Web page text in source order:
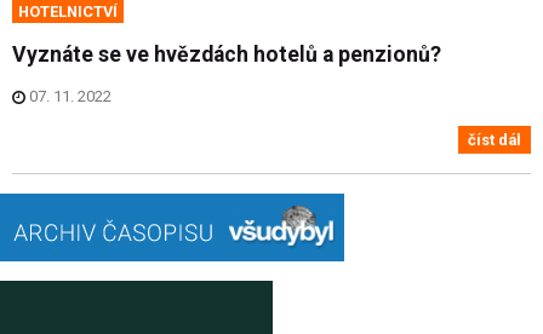
HOTELNICTVÍ
Vyznáte se ve hvězdách hotelů a penzionů?
07. 11. 2022
číst dál